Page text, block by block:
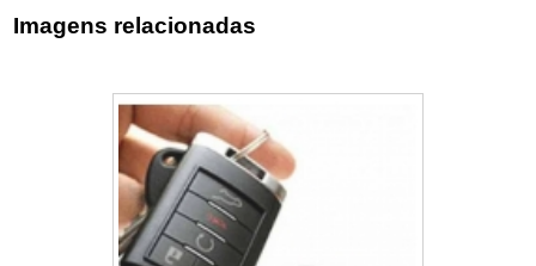
Imagens relacionadas